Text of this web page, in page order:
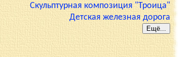
Скульптурная композиция "Троица"
Детская железная дорога